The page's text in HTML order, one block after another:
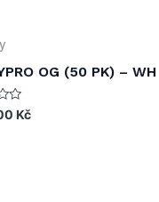
OG (50 PK) – WH
Kč